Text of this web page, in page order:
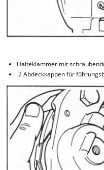
Halteklammer mit
2 Abdeckkappen für